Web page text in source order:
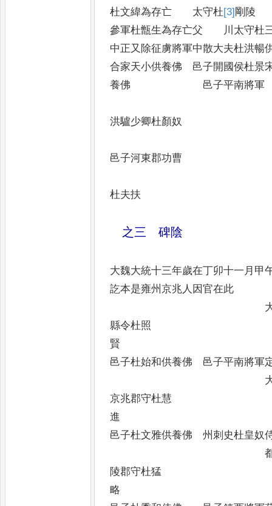
杜文緯為存亡 太守杜[3]剛 陵
參軍杜甑生為存亡父 川太守杜
中正又除征虜將軍中散大夫杜洪
合家天小供養佛 邑子開國侯杜景
養佛 邑子平南將軍
洪驢少卿杜顏奴
邑子河東郡功曹
杜夫扶
之三 碑陰
大魏大統十三年歲在丁卯十一月甲
訖本是雍州京兆人因官在此
大都邑主殿
縣令杜照
邑子杜始和供養佛 邑子平南將軍
大都維那冠
京兆郡守杜慧
邑子杜文雅供養佛 州刺史杜皇奴
都邑主積野
陵郡守杜猛